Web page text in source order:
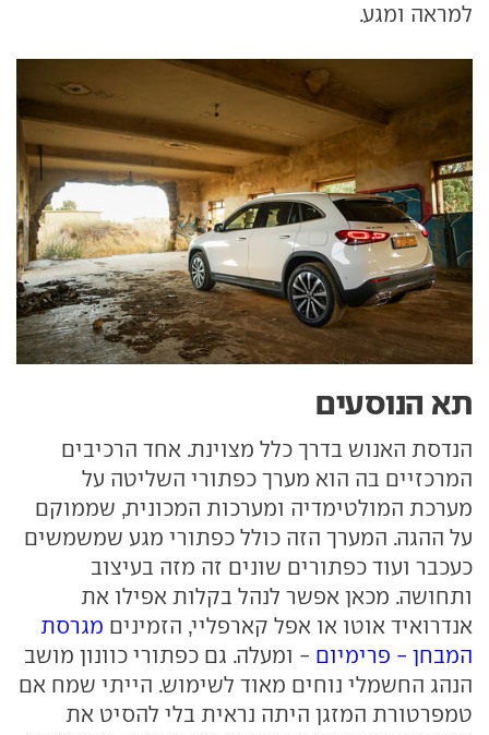
למראה ומגע.
תא הנוסעים
הנדסת האנוש בדרך כלל מצוינת. אחד הרכיבים
המרכזיים בה הוא מערך כפתורי השליטה על
מערכת המולטימדיה ומערכות המכונית, שממוקם
על ההגה. המערך הזה כולל כפתורי מגע שמשמשים
כעכבר ועוד כפתורים שונים זה מזה בעיצוב
ותחושה. מכאן אפשר לנהל בקלות אפילו את
אנדרואיד אוטו או אפל קארפליי, הזמינים מגרסת
המבחן - פרימיום - ומעלה. גם כפתורי כוונון מושב
הנהג החשמלי נוחים מאוד לשימוש. הייתי שמח אם
טמפרטורת המזגן היתה נראית בלי להסיט את